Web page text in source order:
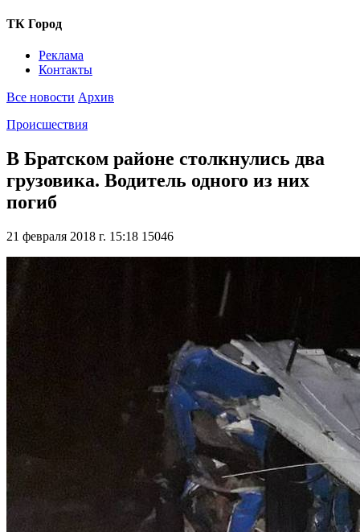
ТК Город
Реклама
Контакты
Все новости Архив
Происшествия
В Братском районе столкнулись два
грузовика. Водитель одного из них
погиб
21 февраля 2018 г. 15:18 15046